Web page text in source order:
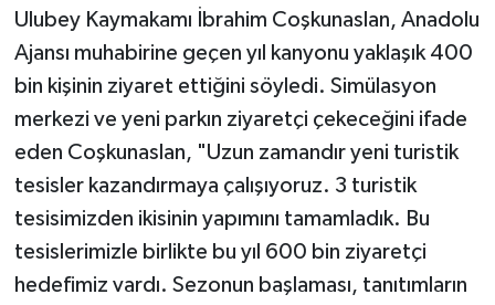
Ulubey Kaymakamı İbrahim Coşkunaslan, Anadolu
Ajansı muhabirine geçen yıl kanyonu yaklaşık 400
bin kişinin ziyaret ettiğini söyledi. Simülasyon
merkezi ve yeni parkın ziyaretçi çekeceğini ifade
eden Coşkunaslan, "Uzun zamandır yeni turistik
tesisler kazandırmaya çalışıyoruz. 3 turistik
tesisimizden ikisinin yapımını tamamladık. Bu
tesislerimizle birlikte bu yıl 600 bin ziyaretçi
hedefimiz vardı. Sezonun başlaması, tanıtımların